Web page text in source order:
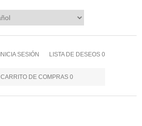
INICIA SESIÓN LISTA DE DESEOS 0
CARRITO DE COMPRAS 0